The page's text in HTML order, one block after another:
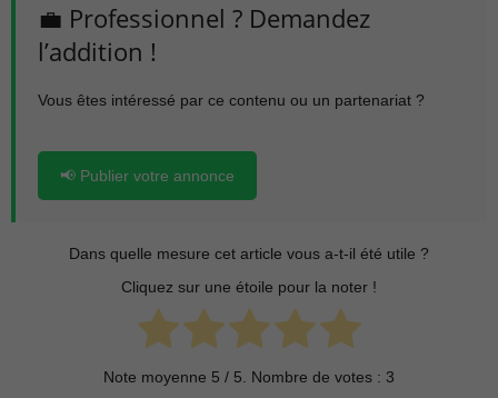
💼 Professionnel ? Demandez
l’addition !
Vous êtes intéressé par ce contenu ou un partenariat ?
📢 Publier votre annonce
Dans quelle mesure cet article vous a-t-il été utile ?
Cliquez sur une étoile pour la noter !
Note moyenne 5 / 5. Nombre de votes : 3